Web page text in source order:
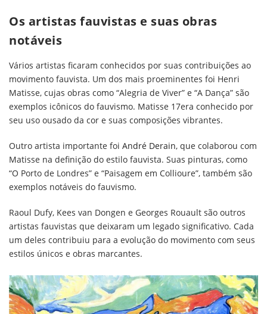
Os artistas fauvistas e suas obras
notáveis
Vários artistas ficaram conhecidos por suas contribuições ao
movimento fauvista. Um dos mais proeminentes foi Henri
Matisse, cujas obras como “Alegria de Viver” e “A Dança” são
exemplos icônicos do fauvismo. Matisse 17era conhecido por
seu uso ousado da cor e suas composições vibrantes.
Outro artista importante foi André Derain, que colaborou com
Matisse na definição do estilo fauvista. Suas pinturas, como
“O Porto de Londres” e “Paisagem em Collioure”, também são
exemplos notáveis do fauvismo.
Raoul Dufy, Kees van Dongen e Georges Rouault são outros
artistas fauvistas que deixaram um legado significativo. Cada
um deles contribuiu para a evolução do movimento com seus
estilos únicos e obras marcantes.